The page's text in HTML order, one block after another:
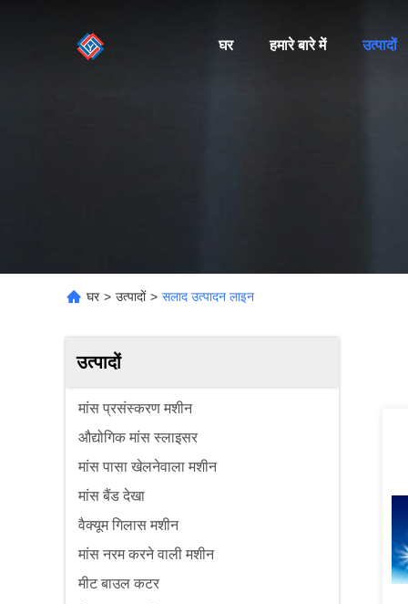
घर हमारे बारे में उत्पादों
घर > उत्पादों > सलाद उत्पादन लाइन
उत्पादों
मांस प्रसंस्करण मशीन
औद्योगिक मांस स्लाइसर
मांस पासा खेलनेवाला मशीन
मांस बैंड देखा
वैक्यूम गिलास मशीन
मांस नरम करने वाली मशीन
मीट बाउल कटर